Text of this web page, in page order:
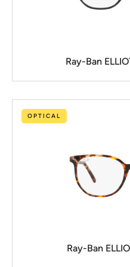
Ray-Ban
OPTICAL
Ray-Ban